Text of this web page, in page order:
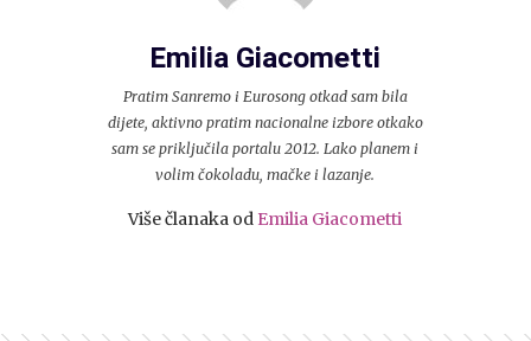
Emilia Giacometti
Pratim Sanremo i Eurosong otkad sam bila
dijete, aktivno pratim nacionalne izbore otkako
sam se priključila portalu 2012. Lako planem i
volim čokoladu, mačke i lazanje.
Više članaka od Emilia Giacometti